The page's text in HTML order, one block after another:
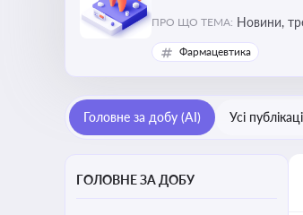
ПРО ЩО ТЕМА: Новини,
Фармацевтика
Головне за добу (AI) Усі
ГОЛОВНЕ ЗА ДОБУ